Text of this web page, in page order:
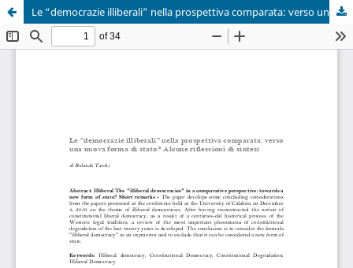
Le “democrazie illiberali” nella prospettiva comparata: verso una nuova forma di stato? Alcune riflessioni di sintesi